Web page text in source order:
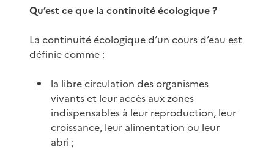
Qu’est ce que la continuité écologique ?
La continuité écologique d’un cours d’eau est
définie comme :
la libre circulation des organismes
vivants et leur accès aux zones
indispensables à leur reproduction, leur
croissance, leur alimentation ou leur
abri ;